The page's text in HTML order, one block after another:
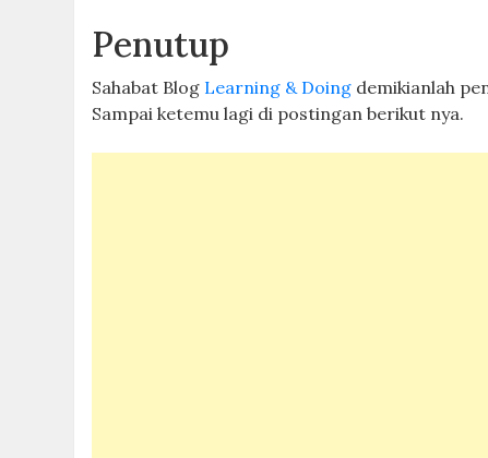
Penutup
Sahabat Blog Learning & Doing demikianlah
Sampai ketemu lagi di postingan berikut nya.